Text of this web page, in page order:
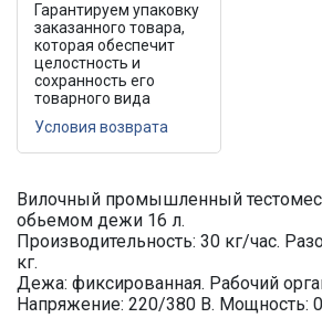
Гарантируем упаковку
заказанного товара,
которая обеспечит
целостность и
сохранность его
товарного вида
Условия возврата
Вилочный промышленный тестомес
обьемом дежи 16 л.
Производительность: 30 кг/час.
кг.
Дежа: фиксированная. Рабочий
Напряжение: 220/380 В. Мощность: